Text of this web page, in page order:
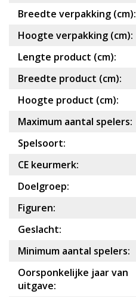
Breedte verpakking (cm):
Hoogte verpakking (cm):
Lengte product (cm):
Breedte product (cm):
Hoogte product (cm):
Maximum aantal spelers:
Spelsoort:
CE keurmerk:
Doelgroep:
Figuren:
Geslacht:
Minimum aantal spelers:
Oorsponkelijke jaar van
uitgave: